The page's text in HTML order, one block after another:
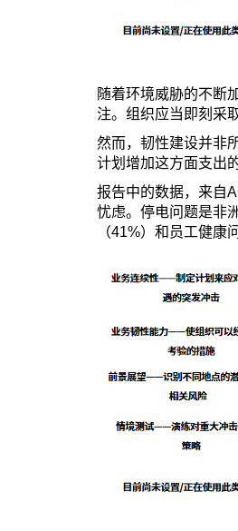
随着环境威胁的不断
注。组织应当即刻采
然而，韧性建设并非
计划增加这方面支出
报告中的数据，来自
忧虑。停电问题是非
（41%）和员工健康